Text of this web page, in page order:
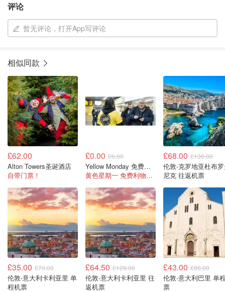
评论
暂无评论，打开App写评论
相似同款
£62.00
Alton Towers圣诞酒店
自带门票！
£0.00 £0.00
Yellow Monday 免费火车票
黄色星期一 免费利物浦火车票
£68.00 £136.00
伦敦-克罗地亚杜布
尼克 往返机票
£35.00 £70.00
伦敦-意大利卡利亚里 单
程机票
£64.50 £129.00
伦敦-意大利卡利亚里 往
返机票
£43.00 £86.00
伦敦-意大利巴里 单
票